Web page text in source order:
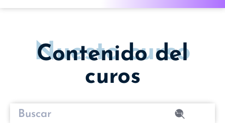
Nuesto curso
Contenido del
curos